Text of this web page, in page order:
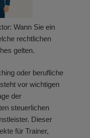
Wann Sie ein
rechtlichen
gelten.
oder berufliche
vor wichtigen
der
steuerlichen
Dieser
für Trainer,